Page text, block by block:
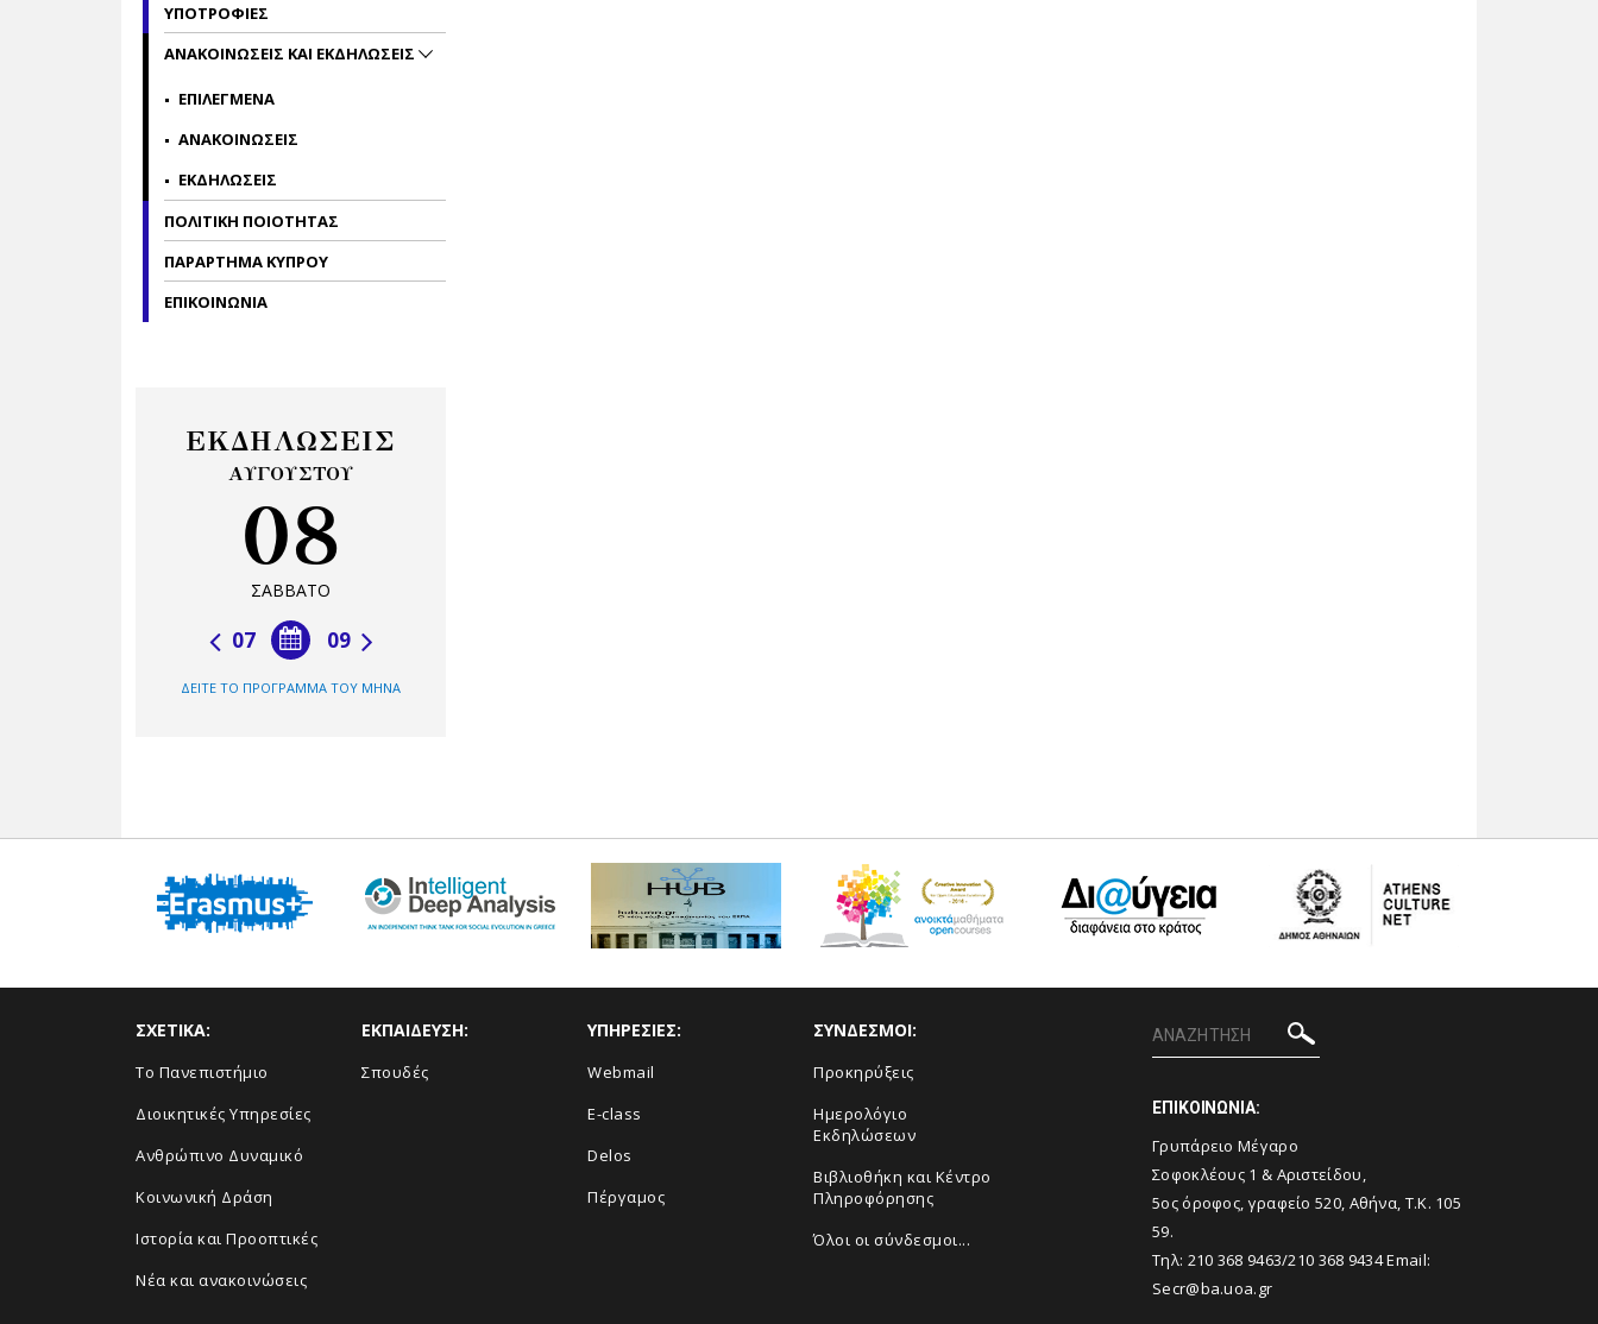
ΥΠΟΤΡΟΦΙΕΣ
ΑΝΑΚΟΙΝΩΣΕΙΣ ΚΑΙ ΕΚΔΗΛΩΣΕΙΣ
ΕΠΙΛΕΓΜΕΝΑ
ΑΝΑΚΟΙΝΩΣΕΙΣ
ΕΚΔΗΛΩΣΕΙΣ
ΠΟΛΙΤΙΚΗ ΠΟΙΟΤΗΤΑΣ
ΠΑΡΑΡΤΗΜΑ ΚΥΠΡΟΥ
ΕΠΙΚΟΙΝΩΝΙΑ
ΕΚΔΗΛΩΣΕΙΣ
ΑΥΓΟΥΣΤΟΥ
08
ΣΑΒΒΑΤΟ
09
07
ΔΕΙΤΕ ΤΟ ΠΡΟΓΡΑΜΜΑ ΤΟΥ ΜΗΝΑ
ΣΧΕΤΙΚΑ:
Το Πανεπιστήμιο
Διοικητικές Υπηρεσίες
Ανθρώπινο Δυναμικό
Κοινωνική Δράση
Ιστορία και Προοπτικές
Νέα και ανακοινώσεις
ΕΚΠΑΙΔΕΥΣΗ:
Σπουδές
ΥΠΗΡΕΣΙΕΣ:
Webmail
E-class
Delos
Πέργαμος
ΣΥΝΔΕΣΜΟΙ:
Προκηρύξεις
Ημερολόγιο
Εκδηλώσεων
Βιβλιοθήκη και Κέντρο
Πληροφόρησης
Όλοι οι σύνδεσμοι...
ΕΠΙΚΟΙΝΩΝΙΑ:
Γρυπάρειο Μέγαρο
Σοφοκλέους 1 & Αριστείδου,
5ος όροφος, γραφείο 520, Αθήνα, Τ.Κ. 105
59.
Τηλ: 210 368 9463/210 368 9434Email:
Secr@ba.uoa.gr